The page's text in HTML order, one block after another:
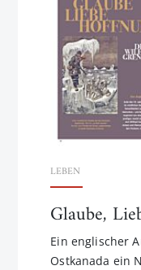
LEBEN
Glaube,
Ein englischer
Ostkanada ein